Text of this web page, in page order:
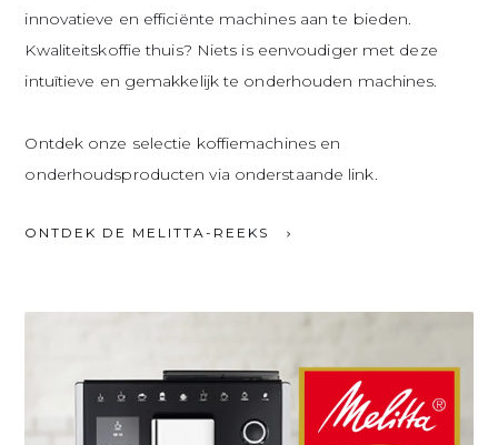
innovatieve en efficiënte machines aan te bieden.
Kwaliteitskoffie thuis? Niets is eenvoudiger met deze
intuïtieve en gemakkelijk te onderhouden machines.
Ontdek onze selectie koffiemachines en
onderhoudsproducten via onderstaande link.
ONTDEK DE MELITTA-REEKS